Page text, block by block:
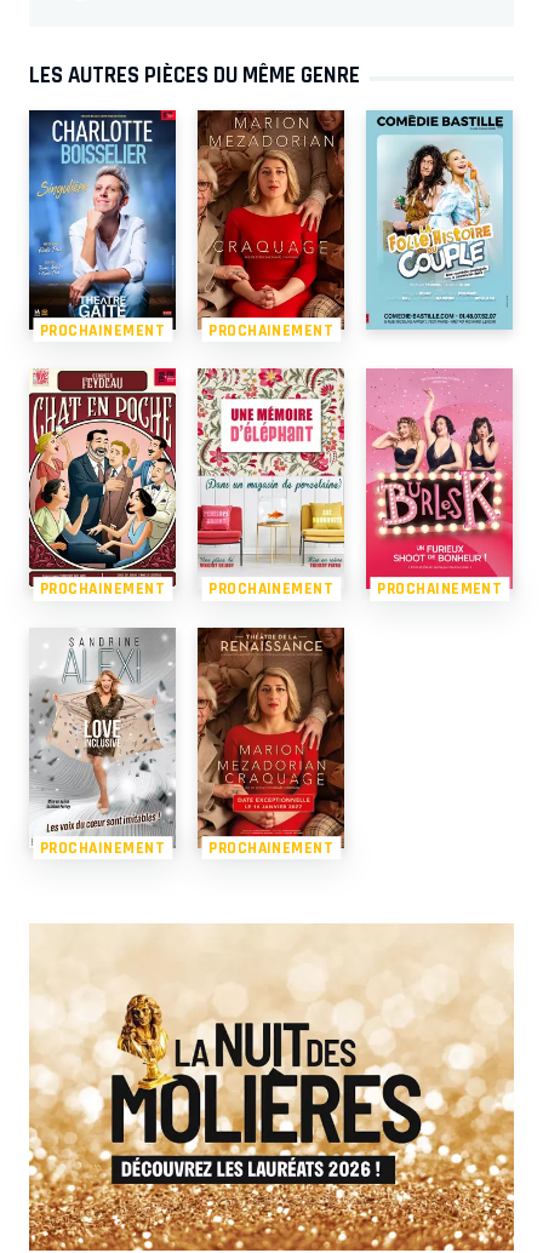
LES AUTRES PIÈCES DU MÊME GENRE
PROCHAINEMENT PROCHAINEMENT
PROCHAINEMENT PROCHAINEMENT PROCHAINEMENT
PROCHAINEMENT PROCHAINEMENT